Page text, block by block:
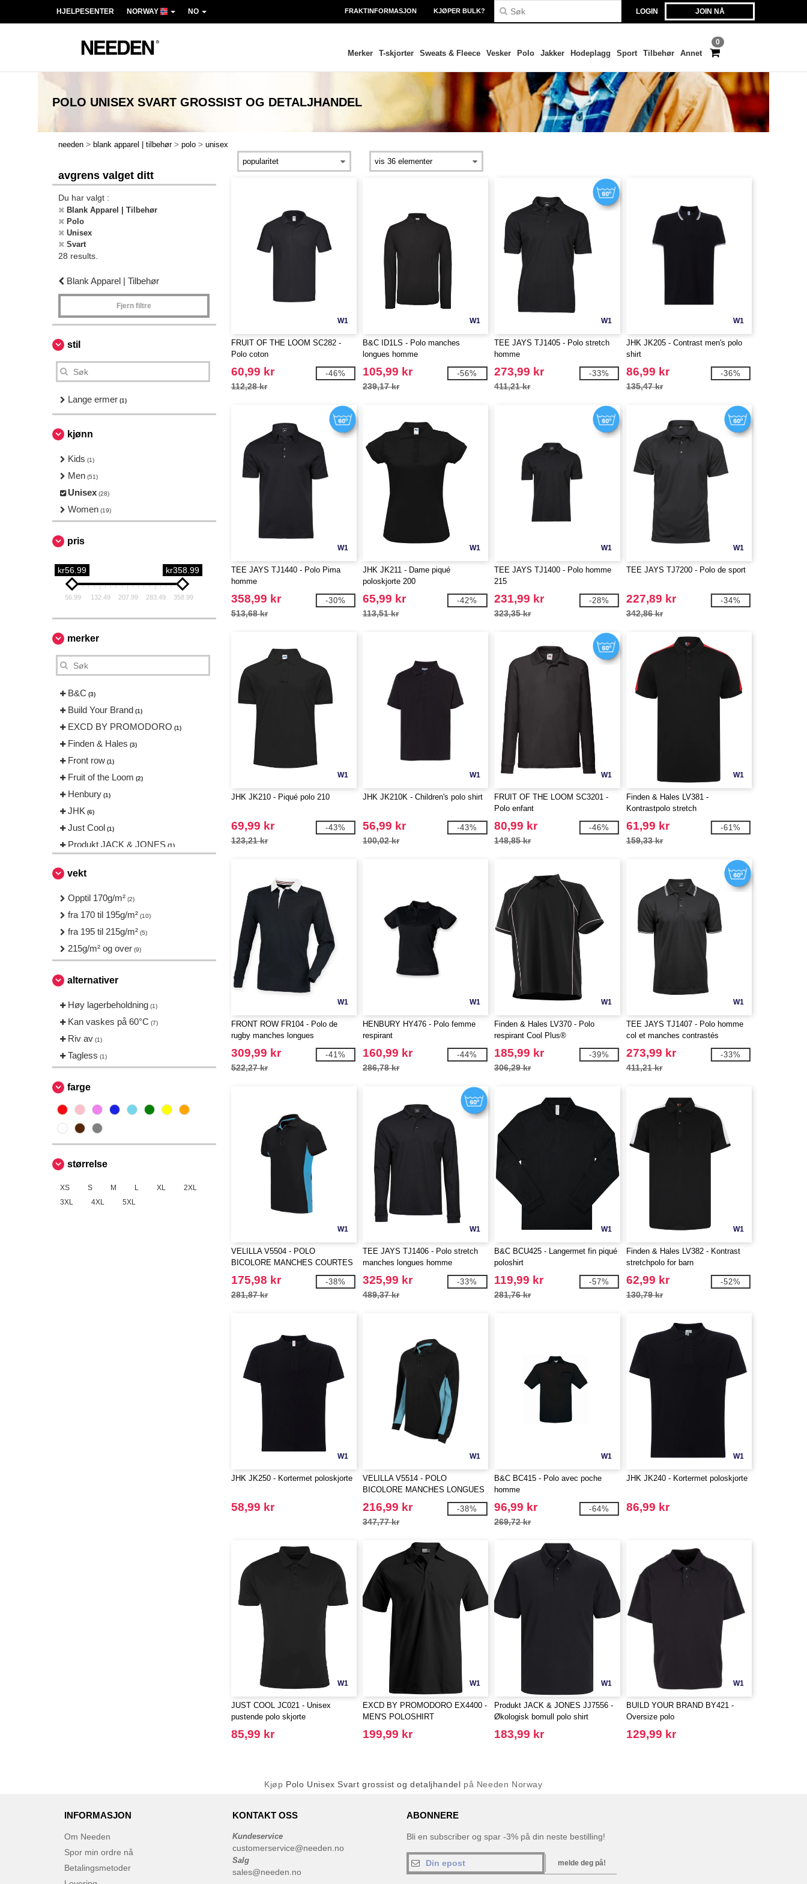
LOGIN JOIN NÅ
HJELPESENTER NORWAY NO FRAKTINFORMASJON KJØPER BULK?
0
Merker T-skjorter Sweats & Fleece Vesker Polo Jakker Hodeplagg Sport Tilbehør Annet
POLO UNISEX SVART GROSSIST OG DETALJHANDEL
needen > blank apparel | tilbehør > polo > unisex
avgrens valget ditt
Du har valgt :
Blank Apparel | Tilbehør
Polo
Unisex
Svart
28 results.
Blank Apparel | Tilbehør
Fjern filtre
stil
Lange ermer (1)
kjønn
Kids (1)
Men (51)
Unisex (28)
Women (19)
pris
kr56.99 kr358.99
56.99 132.49 207.99 283.49 358.99
merker
B&C (3)
Build Your Brand (1)
EXCD BY PROMODORO (1)
Finden & Hales (3)
Front row (1)
Fruit of the Loom (2)
Henbury (1)
JHK (6)
Just Cool (1)
Produkt JACK & JONES (1)
VELILLA
vekt
Opptil 170g/m² (2)
fra 170 til 195g/m² (10)
fra 195 til 215g/m² (5)
215g/m² og over (9)
alternativer
Høy lagerbeholdning (1)
Kan vaskes på 60°C (7)
Riv av (1)
Tagless (1)
farge
størrelse
XS S M L XL
2XL
3XL
4XL 5XL
W1
FRUIT OF THE LOOM SC282 -
Polo coton
60,99 kr
112,28 kr
-46%
W1
B&C ID1LS - Polo manches
longues homme
105,99 kr
239,17 kr
-56%
W1
TEE JAYS TJ1405 - Polo stretch
homme
273,99 kr
411,21 kr
-33%
W1
JHK JK205 - Contrast men's polo
shirt
86,99 kr
135,47 kr
-36%
W1
TEE JAYS TJ1440 - Polo Pima
homme
358,99 kr
513,68 kr
-30%
W1
JHK JK211 - Dame piqué
poloskjorte 200
65,99 kr
113,51 kr
-42%
W1
TEE JAYS TJ1400 - Polo homme
215
231,99 kr
323,35 kr
-28%
W1
TEE JAYS TJ7200 - Polo de sport
227,89 kr
342,86 kr
-34%
W1
JHK JK210 - Piqué polo 210
69,99 kr
123,21 kr
-43%
W1
JHK JK210K - Children's polo shirt
56,99 kr
100,02 kr
-43%
W1
FRUIT OF THE LOOM SC3201 -
Polo enfant
80,99 kr
148,85 kr
-46%
W1
Finden & Hales LV381 -
Kontrastpolo stretch
61,99 kr
159,33 kr
-61%
W1
FRONT ROW FR104 - Polo de
rugby manches longues
309,99 kr
522,27 kr
-41%
W1
HENBURY HY476 - Polo femme
respirant
160,99 kr
286,78 kr
-44%
W1
Finden & Hales LV370 - Polo
respirant Cool Plus®
185,99 kr
306,29 kr
-39%
W1
TEE JAYS TJ1407 - Polo homme
col et manches contrastés
273,99 kr
411,21 kr
-33%
W1
VELILLA V5504 - POLO
BICOLORE MANCHES COURTES
175,98 kr
281,87 kr
-38%
W1
TEE JAYS TJ1406 - Polo stretch
manches longues homme
325,99 kr
489,37 kr
-33%
W1
B&C BCU425 - Langermet fin piqué
poloshirt
119,99 kr
281,76 kr
-57%
W1
Finden & Hales LV382 - Kontrast
stretchpolo for barn
62,99 kr
130,79 kr
-52%
W1
JHK JK250 - Kortermet poloskjorte
58,99 kr
W1
VELILLA V5514 - POLO
BICOLORE MANCHES LONGUES
216,99 kr
347,77 kr
-38%
W1
B&C BC415 - Polo avec poche
homme
96,99 kr
269,72 kr
-64%
W1
JHK JK240 - Kortermet poloskjorte
86,99 kr
W1
JUST COOL JC021 - Unisex
pustende polo skjorte
85,99 kr
W1
EXCD BY PROMODORO EX4400 -
MEN'S POLOSHIRT
199,99 kr
W1
Produkt JACK & JONES JJ7556 -
Økologisk bomull polo shirt
183,99 kr
W1
BUILD YOUR BRAND BY421 -
Oversize polo
129,99 kr
Kjøp Polo Unisex Svart grossist og detaljhandel på Needen Norway
INFORMASJON
Om Needen
Spor min ordre nå
Betalingsmetoder
KONTAKT OSS
Kundeservice
customerservice@needen.no
Salg
sales@needen.no
ABONNERE
Bli en subscriber og spar -3% på din neste bestilling!
melde deg på!